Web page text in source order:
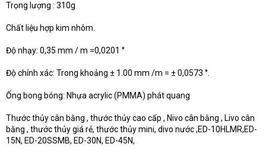
Trọng lượng : 310g
Chất liệu hợp kim nhôm.
Độ nhạy: 0,35 mm / m =0,0201 °
Độ chính xác: Trong khoảng ± 1.00 mm /m = ± 0,0573 °.
Ống bong bóng: Nhựa acrylic (PMMA) phát quang
Thước thủy cân bằng , thước thủy cao cấp , Nivo cân bằng , Livo cân
bằng , thước thủy giá rẻ, thước thủy mini, divo nước ,ED-10HLMR,ED-
15N, ED-20SSMB, ED-30N, ED-45N,